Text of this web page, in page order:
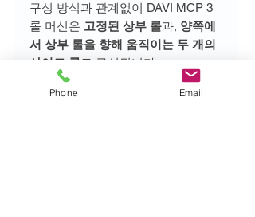
구성 방식과 관계없이 DAVI MCP 3
롤 머신은 고정된 상부 롤과, 양쪽에
서 상부 롤을 향해 움직이는 두 개의
사이드 롤로 구성됩니다.
이 측면 롤은 DAVI의
플래네터리 가
이드 기술
로 구동되어, 정격 내에서
Phone Email